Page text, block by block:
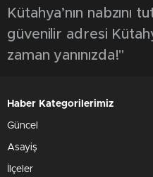
Kütahya’nın nabzını
güvenilir adresi
zaman yanınızda!"
Haber Kategorilerimiz
Güncel
Asayiş
İlçeler